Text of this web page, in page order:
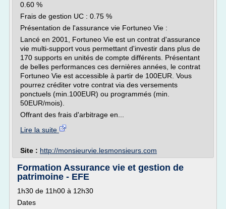
0.60 %
Frais de gestion UC : 0.75 %
Présentation de l'assurance vie Fortuneo Vie :
Lancé en 2001, Fortuneo Vie est un contrat d'assurance
vie multi-support vous permettant d'investir dans plus de
170 supports en unités de compte différents. Présentant
de belles performances ces dernières années, le contrat
Fortuneo Vie est accessible à partir de 100EUR. Vous
pourrez créditer votre contrat via des versements
ponctuels (min.100EUR) ou programmés (min.
50EUR/mois).
Offrant des frais d'arbitrage en...
Lire la suite
Site : http://monsieurvie.lesmonsieurs.com
Formation Assurance vie et gestion de
patrimoine - EFE
1h30 de 11h00 à 12h30
Dates